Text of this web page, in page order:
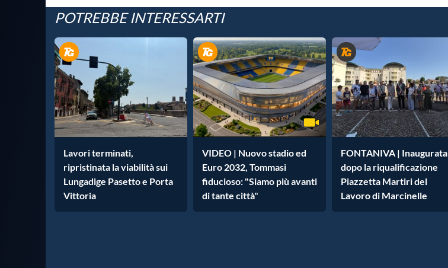
POTREBBE INTERESSARTI
Lavori terminati,
ripristinata la viabilità sui
Lungadige Pasetto e Porta
Vittoria
VIDEO | Nuovo stadio ed
Euro 2032, Tommasi
fiducioso: "Siamo più avanti
di tante città"
FONTANIVA | Inaugurata
dopo la riqualificazione
Piazzetta Martiri del
Lavoro di Marcinelle